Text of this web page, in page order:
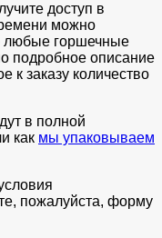
доступ в
можно
любые горшечные
подробное описание
к заказу количество
в полной
как мы упаковываем
пожалуйста, форму